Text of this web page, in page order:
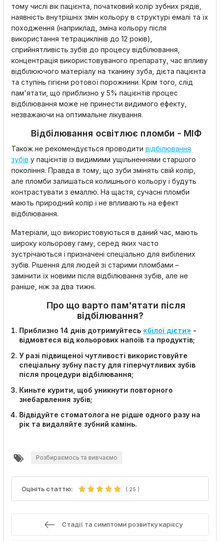
тому числі вік пацієнта, початковий колір зубних рядів,
наявність внутрішніх змін кольору в структурі емалі та їх
походження (наприклад, зміна кольору після
використання тетрациклінів до 12 років),
сприйнятливість зубів до процесу відбілювання,
концентрація використовуваного препарату, час впливу
відбілюючого матеріалу на тканину зуба, дієта пацієнта
та ступінь гігієни ротової порожнини. Крім того, слід
пам'ятати, що приблизно у 5% пацієнтів процес
відбілювання може не принести видимого ефекту,
незважаючи на оптимальне лікування.
Відбілювання освітлює пломби - МІФ
Також не рекомендується проводити відбілювання
зубів у пацієнтів із видимими ущільненнями старшого
покоління. Правда в тому, що зуби змінять свій колір,
але пломби залишаться колишнього кольору і будуть
контрастувати з емаллю. На щастя, сучасні пломби
мають природний колір і не впливають на ефект
відбілювання.
Матеріали, що використовуються в даний час, мають
широку кольорову гаму, серед яких часто
зустрічаються і призначені спеціально для вибілених
зубів. Рішення для людей зі старими пломбами –
замінити їх новими після відбілювання зубів, але не
раніше, ніж за два тижні.
Про що варто пам'ятати після
відбілювання?
Приблизно 14 днів дотримуйтесь «білої дієти» -
відмовтеся від кольорових напоїв та продуктів;
У разі підвищеної чутливості використовуйте
спеціальну зубну пасту для гіперчутливих зубів
після процедури відбілювання;
Киньте курити, щоб уникнути повторного
знебарвлення зубів;
Відвідуйте стоматолога не рідше одного разу на
рік та видаляйте зубний камінь.
Розбираємось та вивчаємо
Оцініть статтю: ( 25 )
Стадії та симптоми розвитку карієсу